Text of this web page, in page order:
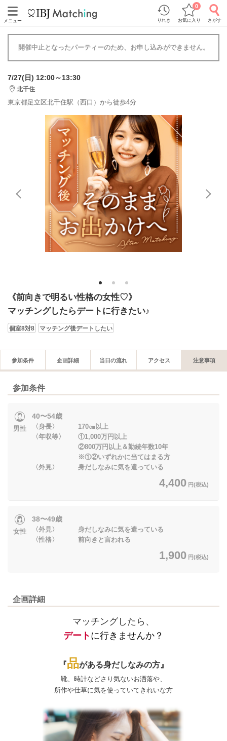
メニュー りれき お気に入り
0
さがす
開催中止となったパーティーのため、お申し込みができません。
7/27(日) 12:00～13:30
北千住
東京都足立区北千住駅（西口）から徒歩4分
1 2 3
《前向きで明るい性格の女性♡》
マッチングしたらデートに行きたい♪
個室8対8 マッチング後デートしたい
参加条件 企画詳細 当日の流れ アクセス 注意事項
参加条件
男性
40〜54歳
〈身長〉 170㎝以上
〈年収等〉 ①1,000万円以上
②800万円以上＆勤続年数10年
※①②いずれかに当てはまる方
〈外見〉 身だしなみに気を遣っている
4,400 円(税込)
女性
38〜49歳
〈外見〉 身だしなみに気を遣っている
〈性格〉 前向きと言われる
1,900 円(税込)
企画詳細
マッチングしたら、
デート に行きませんか？
『品がある身だしなみの方 』
靴、時計などさり気ないお洒落や、
所作や仕草に気を使っていてきれいな方